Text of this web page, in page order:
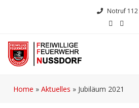
Notruf 112
Home » Aktuelles » Jubiläum 2021